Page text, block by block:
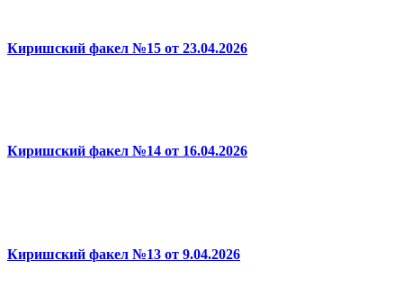
Киришский факел №15 от 23.04.2026
Киришский факел №14 от 16.04.2026
Киришский факел №13 от 9.04.2026